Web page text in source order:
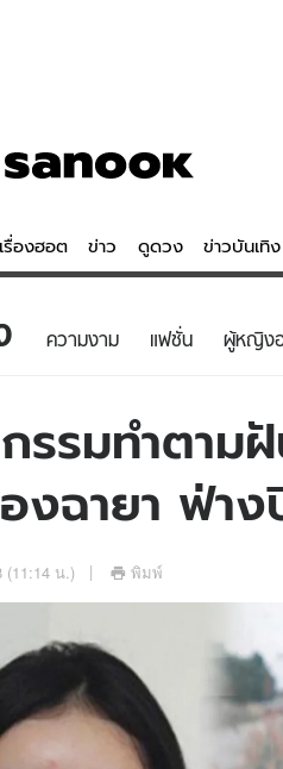
เรื่องฮอต ข่าว ดูดวง ข่าวบันเทิง
ง
ฐกิจ
น
วร์
ดูดว
สถิติหว
หวยลาว
ความงาม แฟชั่น ผู้หญิง
รรมทำตาม
องฉายา ฟ่า
(11:14 น.) พิมพ์